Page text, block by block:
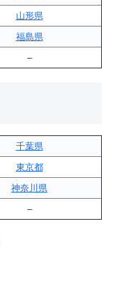
山形県
福島県
–
千葉県
東京都
神奈川県
–